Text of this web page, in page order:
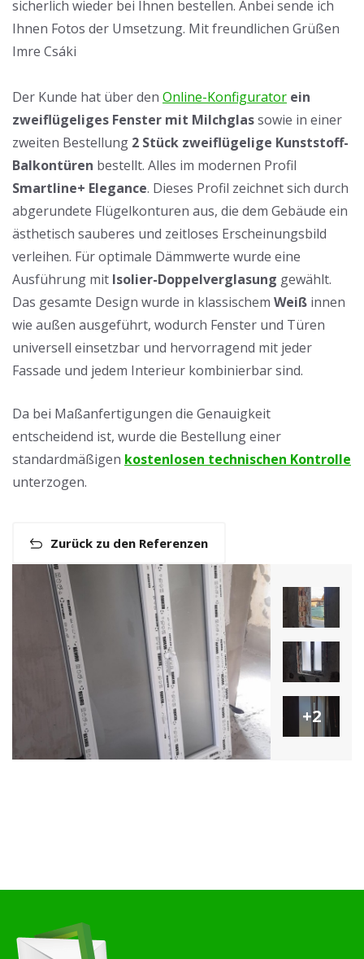
sicherlich wieder bei Ihnen bestellen. Anbei sende ich
Ihnen Fotos der Umsetzung. Mit freundlichen Grüßen
Imre Csáki
Der Kunde hat über den Online-Konfigurator ein
zweiflügeliges Fenster mit Milchglassowie in einer
zweiten Bestellung 2 Stück zweiflügelige Kunststoff-
Balkontüren bestellt. Alles im modernen Profil
Smartline+ Elegance. Dieses Profil zeichnet sich durch
abgerundete Flügelkonturen aus, die dem Gebäude ein
ästhetisch sauberes und zeitloses Erscheinungsbild
verleihen. Für optimale Dämmwerte wurde eine
Ausführung mit Isolier-Doppelverglasung gewählt.
Das gesamte Design wurde in klassischem Weiß innen
wie außen ausgeführt, wodurch Fenster und Türen
universell einsetzbar und hervorragend mit jeder
Fassade und jedem Interieur kombinierbar sind.
Da bei Maßanfertigungen die Genauigkeit
entscheidend ist, wurde die Bestellung einer
standardmäßigen kostenlosen technischen Kontrolle
unterzogen.
Zurück zu den Referenzen
+2